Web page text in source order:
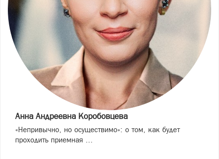
Анна Андреевна Коробовцева
«Непривычно, но осуществимо»: о том, как будет
проходить приемная ...